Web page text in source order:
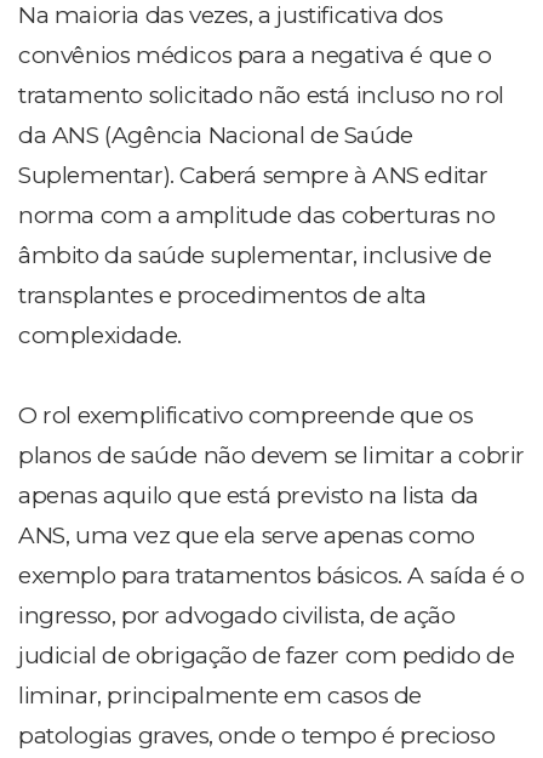
Na maioria das vezes, a justificativa dos
convênios médicos para a negativa é que o
tratamento solicitado não está incluso no rol
da ANS (Agência Nacional de Saúde
Suplementar). Caberá sempre à ANS editar
norma com a amplitude das coberturas no
âmbito da saúde suplementar, inclusive de
transplantes e procedimentos de alta
complexidade.
O rol exemplificativo compreende que os
planos de saúde não devem se limitar a cobrir
apenas aquilo que está previsto na lista da
ANS, uma vez que ela serve apenas como
exemplo para tratamentos básicos. A saída é o
ingresso, por advogado civilista, de ação
judicial de obrigação de fazer com pedido de
liminar, principalmente em casos de
patologias graves, onde o tempo é precioso